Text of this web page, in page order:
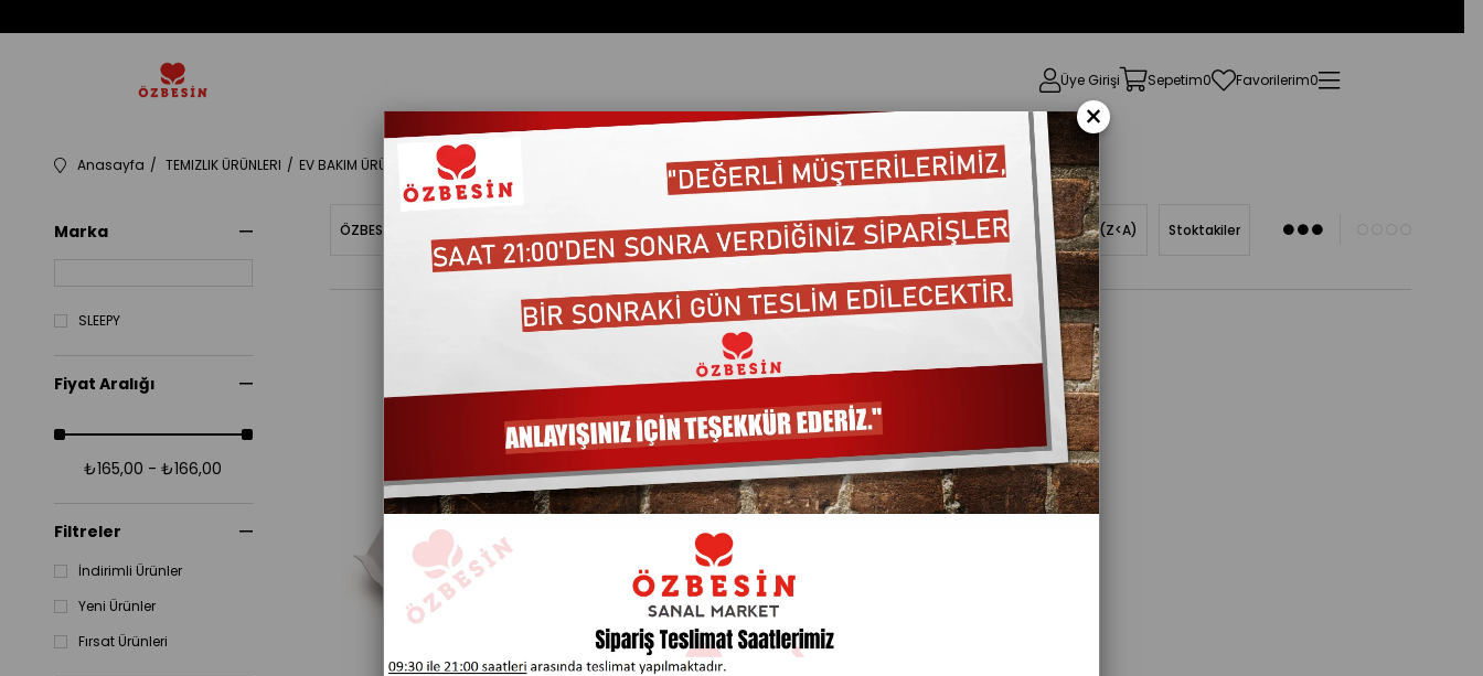
Üye Girişi Sepetim0 Favorilerim0
Anasayfa TEMIZLIK ÜRÜNLERI EV BAKIM ÜRÜNLERI 105017
Marka
SLEEPY
Fiyat Aralığı
₺165,00 - ₺166,00
Filtreler
İndirimli Ürünler
Yeni Ürünler
Fırsat Ürünleri
ÖZBESINBAKIYE Fiyata Göre (Artan) Fiyata Göre (Azalan) Ürün Adına Göre (A>Z) Ürün Adına Göre (Z<A) Stoktakiler
×